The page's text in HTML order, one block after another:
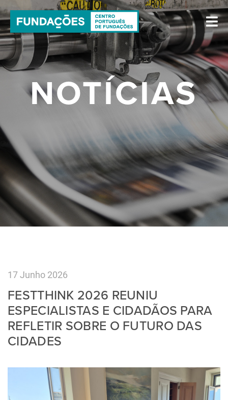
NOTÍCIAS
17 Junho 2026
FESTTHINK 2026 REUNIU
ESPECIALISTAS E CIDADÃOS PARA
REFLETIR SOBRE O FUTURO DAS
CIDADES